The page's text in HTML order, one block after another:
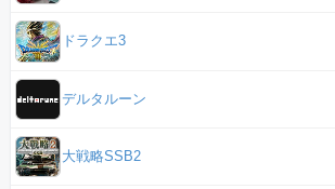
ドラクエ3
デルタルーン
大戦略SSB2